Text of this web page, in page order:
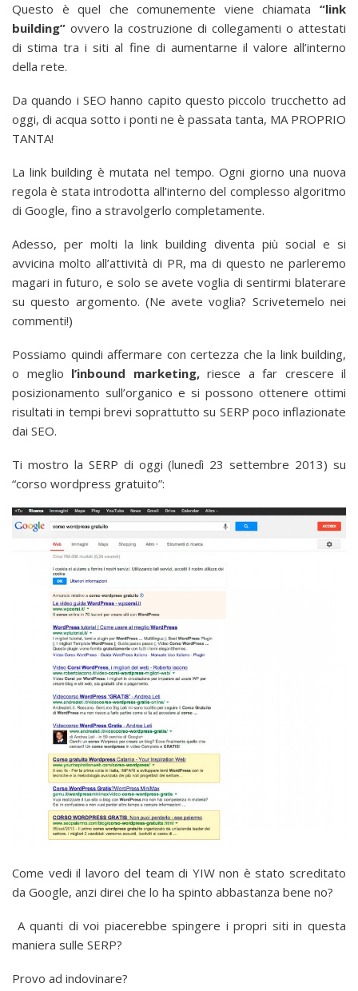
Questo è quel che comunemente viene chiamata “link
building” ovvero la costruzione di collegamenti o attestati
di stima tra i siti al fine di aumentarne il valore all’interno
della rete.
Da quando i SEO hanno capito questo piccolo trucchetto ad
oggi, di acqua sotto i ponti ne è passata tanta, MA PROPRIO
TANTA!
La link building è mutata nel tempo. Ogni giorno una nuova
regola è stata introdotta all’interno del complesso algoritmo
di Google, fino a stravolgerlo completamente.
Adesso, per molti la link building diventa più social e si
avvicina molto all’attività di PR, ma di questo ne parleremo
magari in futuro, e solo se avete voglia di sentirmi blaterare
su questo argomento. (Ne avete voglia? Scrivetemelo nei
commenti!)
Possiamo quindi affermare con certezza che la link building,
o meglio l’inbound marketing,riesce a far crescere il
posizionamento sull’organico e si possono ottenere ottimi
risultati in tempi brevi soprattutto su SERP poco inflazionate
dai SEO.
Ti mostro la SERP di oggi (lunedì 23 settembre 2013) su
“corso wordpress gratuito”:
Come vedi il lavoro del team di YIW non è stato screditato
da Google, anzi direi che lo ha spinto abbastanza bene no?
A quanti di voi piacerebbe spingere i propri siti in questa
maniera sulle SERP?
Provo ad indovinare?